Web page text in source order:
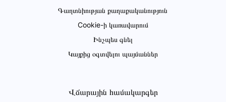
Գաղտնիության քաղաքականություն
Cookie-ի կառավարում
Ինչպես գնել
Կայքից օգտվելու պայմաններ
Վճարային համակարգեր